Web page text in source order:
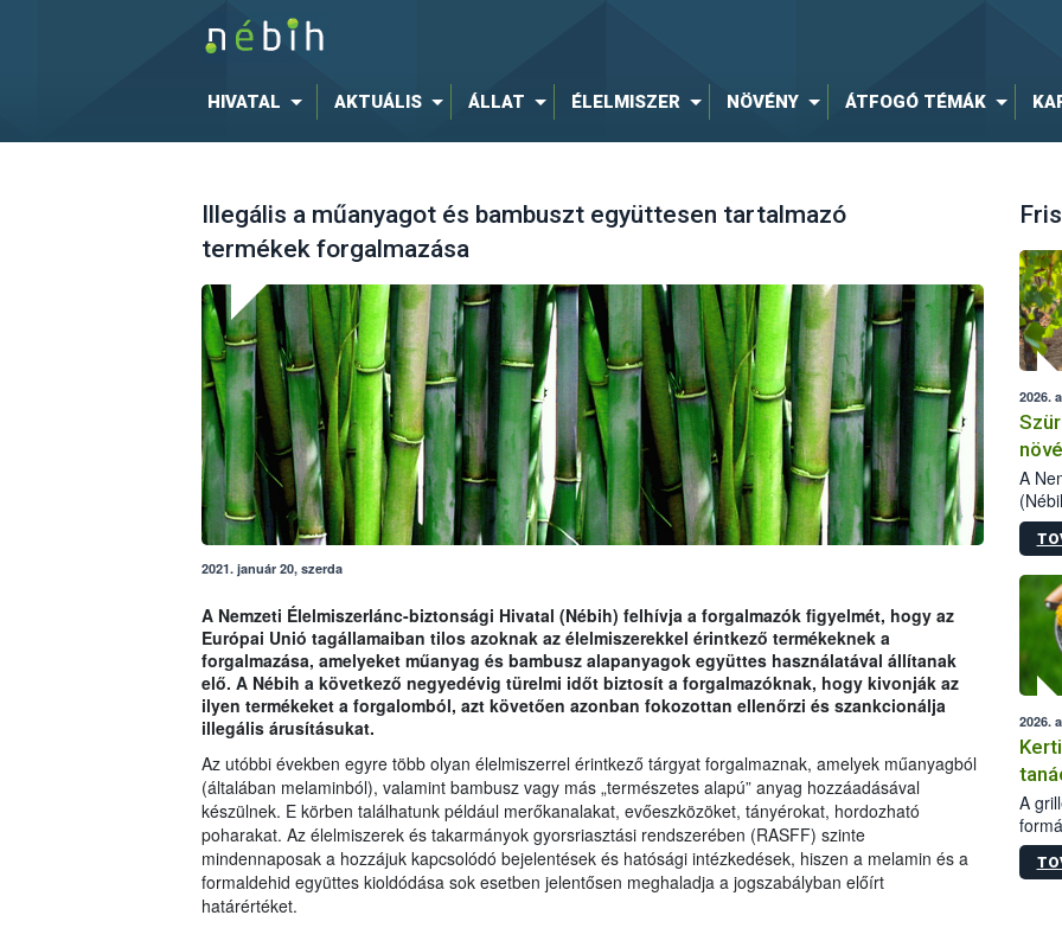
HIVATAL AKTUÁLIS ÁLLAT ÉLELMISZER NÖVÉNY ÁTFOGÓ TÉMÁK
Illegális a műanyagot és bambuszt együttesen tartalmazó
termékek forgalmazása
2021. január 20, szerda
A Nemzeti Élelmiszerlánc-biztonsági Hivatal (Nébih) felhívja a forgalmazók figyelmét, hogy az
Európai Unió tagállamaiban tilos azoknak az élelmiszerekkel érintkező termékeknek a
forgalmazása, amelyeket műanyag és bambusz alapanyagok együttes használatával állítanak
elő. A Nébih a következő negyedévig türelmi időt biztosít a forgalmazóknak, hogy kivonják az
ilyen termékeket a forgalomból, azt követően azonban fokozottan ellenőrzi és szankcionálja
illegális árusításukat.
Az utóbbi években egyre több olyan élelmiszerrel érintkező tárgyat forgalmaznak, amelyek műanyagból
(általában melaminból), valamint bambusz vagy más „természetes alapú” anyag hozzáadásával
készülnek. E körben találhatunk például merőkanalakat, evőeszközöket, tányérokat, hordozható
poharakat. Az élelmiszerek és takarmányok gyorsriasztási rendszerében (RASFF) szinte
mindennaposak a hozzájuk kapcsolódó bejelentések és hatósági intézkedések, hiszen a melamin és a
formaldehid együttes kioldódása sok esetben jelentősen meghaladja a jogszabályban előírt
határértéket.
2026.
A
Az
2026.
A